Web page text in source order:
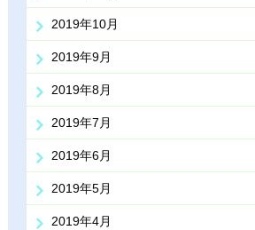
2019年10月
2019年9月
2019年8月
2019年7月
2019年6月
2019年5月
2019年4月